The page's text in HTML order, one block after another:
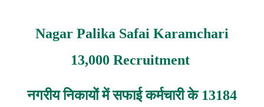
Nagar Palika Safai Karamchari
13,000 Recruitment
नगरीय निकायों में सफाई कर्मचारी के 13184